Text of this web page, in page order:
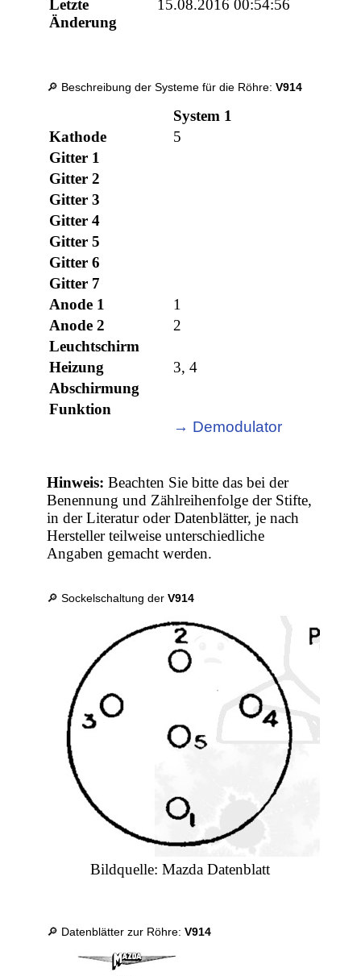
Letzte
Änderung
15.08.2016 00:54:56
🔎 Beschreibung der Systeme für die Röhre:V914
System 1
Kathode
5
Gitter 1
Gitter 2
Gitter 3
Gitter 4
Gitter 5
Gitter 6
Gitter 7
Anode 1
1
Anode 2
2
Leuchtschirm
Heizung
3, 4
Abschirmung
Funktion
→ Demodulator
Hinweis: Beachten Sie bitte das bei der
Benennung und Zählreihenfolge der Stifte,
in der Literatur oder Datenblätter, je nach
Hersteller teilweise unterschiedliche
Angaben gemacht werden.
🔎 Sockelschaltung derV914
Bildquelle: Mazda Datenblatt
🔎 Datenblätter zur Röhre:V914